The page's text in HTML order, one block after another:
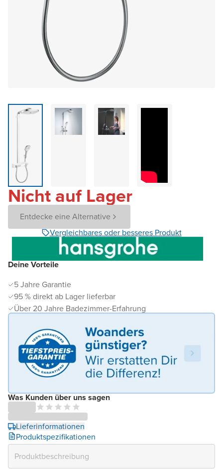
Deine Vorteile
5 Jahre Garantie
95 % direkt ab Lager lieferbar
Über 20 Jahre Badezimmer-Erfahrung
Was Kunden über uns sagen
Lieferinformationen
Produktspezifikationen
Nicht auf Lager
Entdecke eine Alternative
Vergleichbares oder besseres Produkt